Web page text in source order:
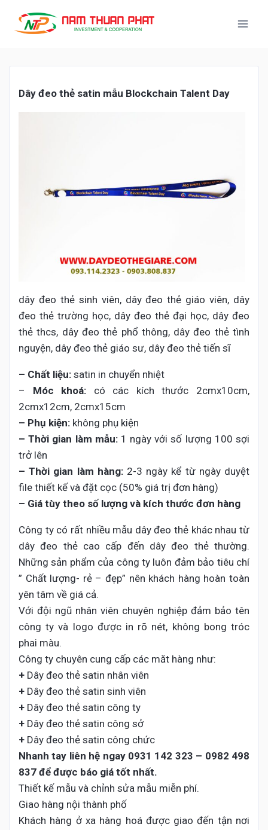
Dây đeo thẻ satin mẫu Blockchain Talent Day
dây đeo thẻ sinh viên, dây đeo thẻ giáo viên, dây
đeo thẻ trường học, dây đeo thẻ đại học, dây đeo
thẻ thcs, dây đeo thẻ phổ thông, dây đeo thẻ tình
nguyện, dây đeo thẻ giáo sư, dây đeo thẻ tiến sĩ
– Chất liệu: satin in chuyển nhiệt
– Móc khoá: có các kích thước 2cmx10cm,
2cmx12cm, 2cmx15cm
– Phụ kiện: không phụ kiện
– Thời gian làm mẫu:1 ngày với số lượng 100 sợi
trở lên
– Thời gian làm hàng:2-3 ngày kể từ ngày duyệt
file thiết kế và đặt cọc (50% giá trị đơn hàng)
– Giá tùy theo số lượng và kích thước đơn hàng
Công ty có rất nhiều mẫu dây đeo thẻ khác nhau từ
dây đeo thẻ cao cấp đến dây đeo thẻ thường.
Những sản phẩm của công ty luôn đảm bảo tiêu chí
” Chất lượng- rẻ – đẹp” nên khách hàng hoàn toàn
yên tâm về giá cả.
Với đội ngũ nhân viên chuyên nghiệp đảm bảo tên
công ty và logo được in rõ nét, không bong tróc
phai màu.
Công ty chuyên cung cấp các măt hàng như:
+ Dây đeo thẻ satin nhân viên
+ Dây đeo thẻ satin sinh viên
+ Dây đeo thẻ satin công ty
+ Dây đeo thẻ satin công sở
+ Dây đeo thẻ satin công chức
Nhanh tay liên hệ ngay 0931 142 323 – 0982 498
837 để được báo giá tốt nhất.
Thiết kế mẫu và chỉnh sửa mẫu miễn phí.
Giao hàng nội thành phố
Khách hàng ở xa hàng hoá được giao đến tận nơi